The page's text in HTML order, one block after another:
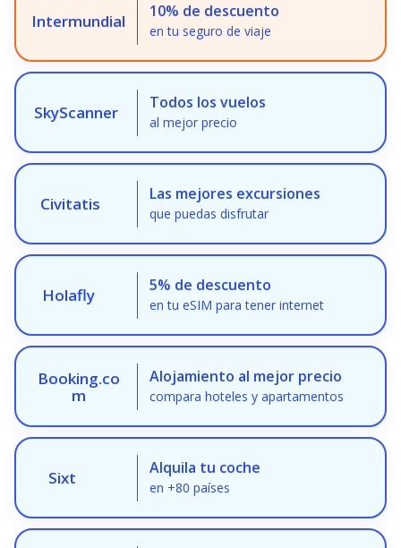
Intermundial 10% de descuento
en tu seguro de viaje
SkyScanner Todos los vuelos
al mejor precio
Civitatis Las mejores excursiones
que puedas disfrutar
Holafly 5% de descuento
en tu eSIM para tener internet
Booking.co
m
Alojamiento al mejor precio
compara hoteles y apartamentos
Sixt Alquila tu coche
en +80 países